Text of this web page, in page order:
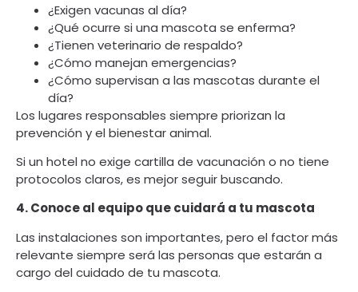
¿Exigen vacunas al día?
¿Qué ocurre si una mascota se enferma?
¿Tienen veterinario de respaldo?
¿Cómo manejan emergencias?
¿Cómo supervisan a las mascotas durante el
día?
Los lugares responsables siempre priorizan la
prevención y el bienestar animal.
Si un hotel no exige cartilla de vacunación o no tiene
protocolos claros, es mejor seguir buscando.
4. Conoce al equipo que cuidará a tu mascota
Las instalaciones son importantes, pero el factor más
relevante siempre será las personas que estarán a
cargo del cuidado de tu mascota.